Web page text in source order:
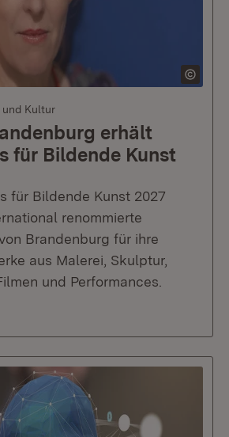
und Kultur
erhält
für Bildende Kunst
für Bildende Kunst 2027
renommierte
Brandenburg für ihre
aus Malerei, Skulptur,
und Performances.